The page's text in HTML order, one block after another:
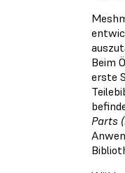
Beim
erste
Parts